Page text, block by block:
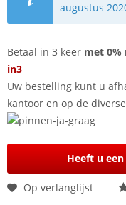
augustus
Betaal in 3 keer met 0%
in3
Uw bestelling kunt u
kantoor en op de
Heeft u
Op verlanglijst